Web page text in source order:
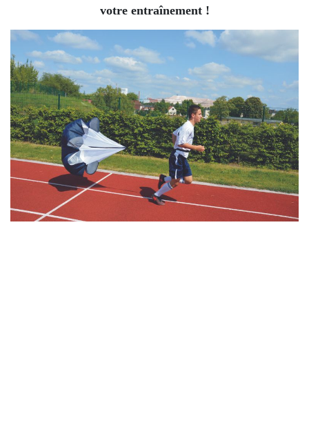
votre entraînement !